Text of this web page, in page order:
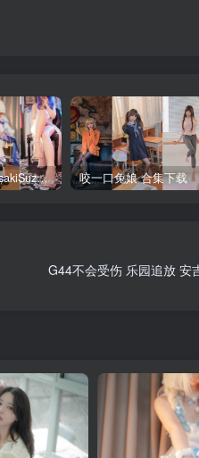
铃木美咲(MisakiSuzuki) 合集下载 咬一口兔娘 合集下载
G44不会受伤 乐园追放 安